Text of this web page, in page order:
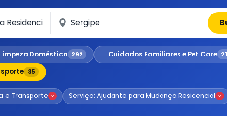
Em qual cidade?
Limpeza Doméstica 292 Cuidados Familiares e Pet Care
35
e Transporte × Serviço: Ajudante para Mudança Residencial ×